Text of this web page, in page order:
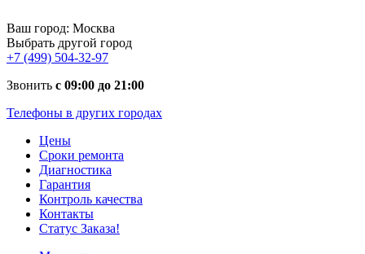
Ваш город: Москва
Выбрать другой город
+7 (499) 504-32-97
Звонить с 09:00 до 21:00
Телефоны в других городах
Цены
Сроки ремонта
Диагностика
Гарантия
Контроль качества
Контакты
Статус Заказа!